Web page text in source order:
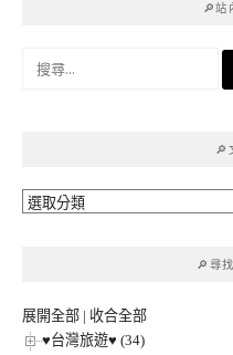
🔎站
🔎
🔎
🔎尋
展開全部 | 收合全部
♥台灣旅遊♥ (34)